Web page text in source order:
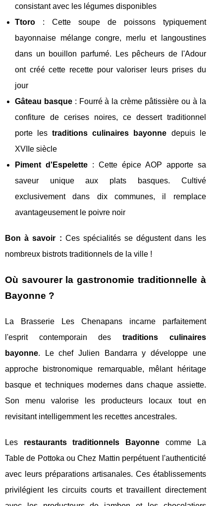
consistant avec les légumes disponibles
Ttoro : Cette soupe de poissons typiquement
bayonnaise mélange congre, merlu et langoustines
dans un bouillon parfumé. Les pêcheurs de l'Adour
ont créé cette recette pour valoriser leurs prises du
jour
Gâteau basque: Fourré à la crème pâtissière ou à la
confiture de cerises noires, ce dessert traditionnel
porte lestraditions culinaires bayonne depuis le
XVIIe siècle
Piment d'Espelette: Cette épice AOP apporte sa
saveur unique aux plats basques. Cultivé
exclusivement dans dix communes, il remplace
avantageusement le poivre noir
Bon à savoir : Ces spécialités se dégustent dans les
nombreux bistrots traditionnels de la ville !
Où savourer la gastronomie traditionnelle à
Bayonne ?
La Brasserie Les Chenapans incarne parfaitement
l'esprit contemporain des traditions culinaires
bayonne. Le chef Julien Bandarra y développe une
approche bistronomique remarquable, mêlant héritage
basque et techniques modernes dans chaque assiette.
Son menu valorise les producteurs locaux tout en
revisitant intelligemment les recettes ancestrales.
Les restaurants traditionnels Bayonne comme La
Table de Pottoka ou Chez Mattin perpétuent l'authenticité
avec leurs préparations artisanales. Ces établissements
privilégient les circuits courts et travaillent directement